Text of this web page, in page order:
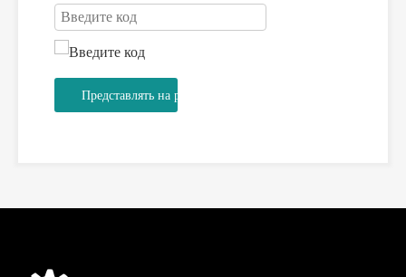
Представлять на рассмотрение